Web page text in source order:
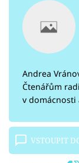
Andrea
Čtenářům
v domácnosti
VSTOUPIT